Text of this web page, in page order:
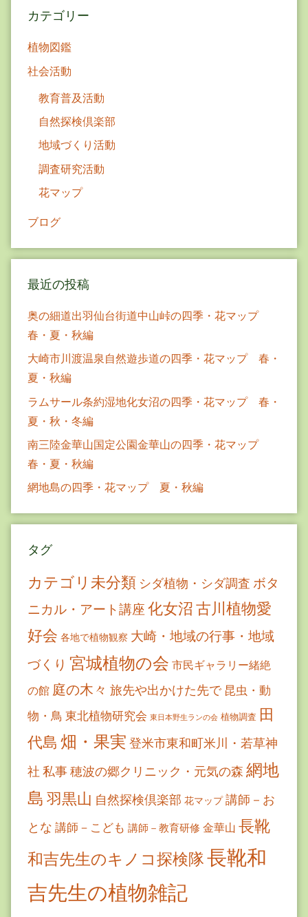
カテゴリー
植物図鑑
社会活動
教育普及活動
自然探検倶楽部
地域づくり活動
調査研究活動
花マップ
ブログ
最近の投稿
奥の細道出羽仙台街道中山峠の四季・花マップ
春・夏・秋編
大崎市川渡温泉自然遊歩道の四季・花マップ 春・
夏・秋編
ラムサール条約湿地化女沼の四季・花マップ 春・
夏・秋・冬編
南三陸金華山国定公園金華山の四季・花マップ
春・夏・秋編
網地島の四季・花マップ 夏・秋編
タグ
カテゴリ未分類 シダ植物・シダ調査 ボタ
ニカル・アート講座 化女沼古川植物愛
好会 各地で植物観察 大崎・地域の行事・地域
づくり 宮城植物の会 市民ギャラリー緒絶
の館 庭の木々 旅先や出かけた先で 昆虫・動
物・鳥 東北植物研究会 東日本野生ランの会 植物調査 田
代島 畑・果実 登米市東和町米川・若草神
社 私事穂波の郷クリニック・元気の森 網地
島 羽黒山 自然探検倶楽部 花マップ 講師－お
とな 講師－こども 講師－教育研修 金華山 長靴
和吉先生のキノコ探検隊長靴和
吉先生の植物雑記